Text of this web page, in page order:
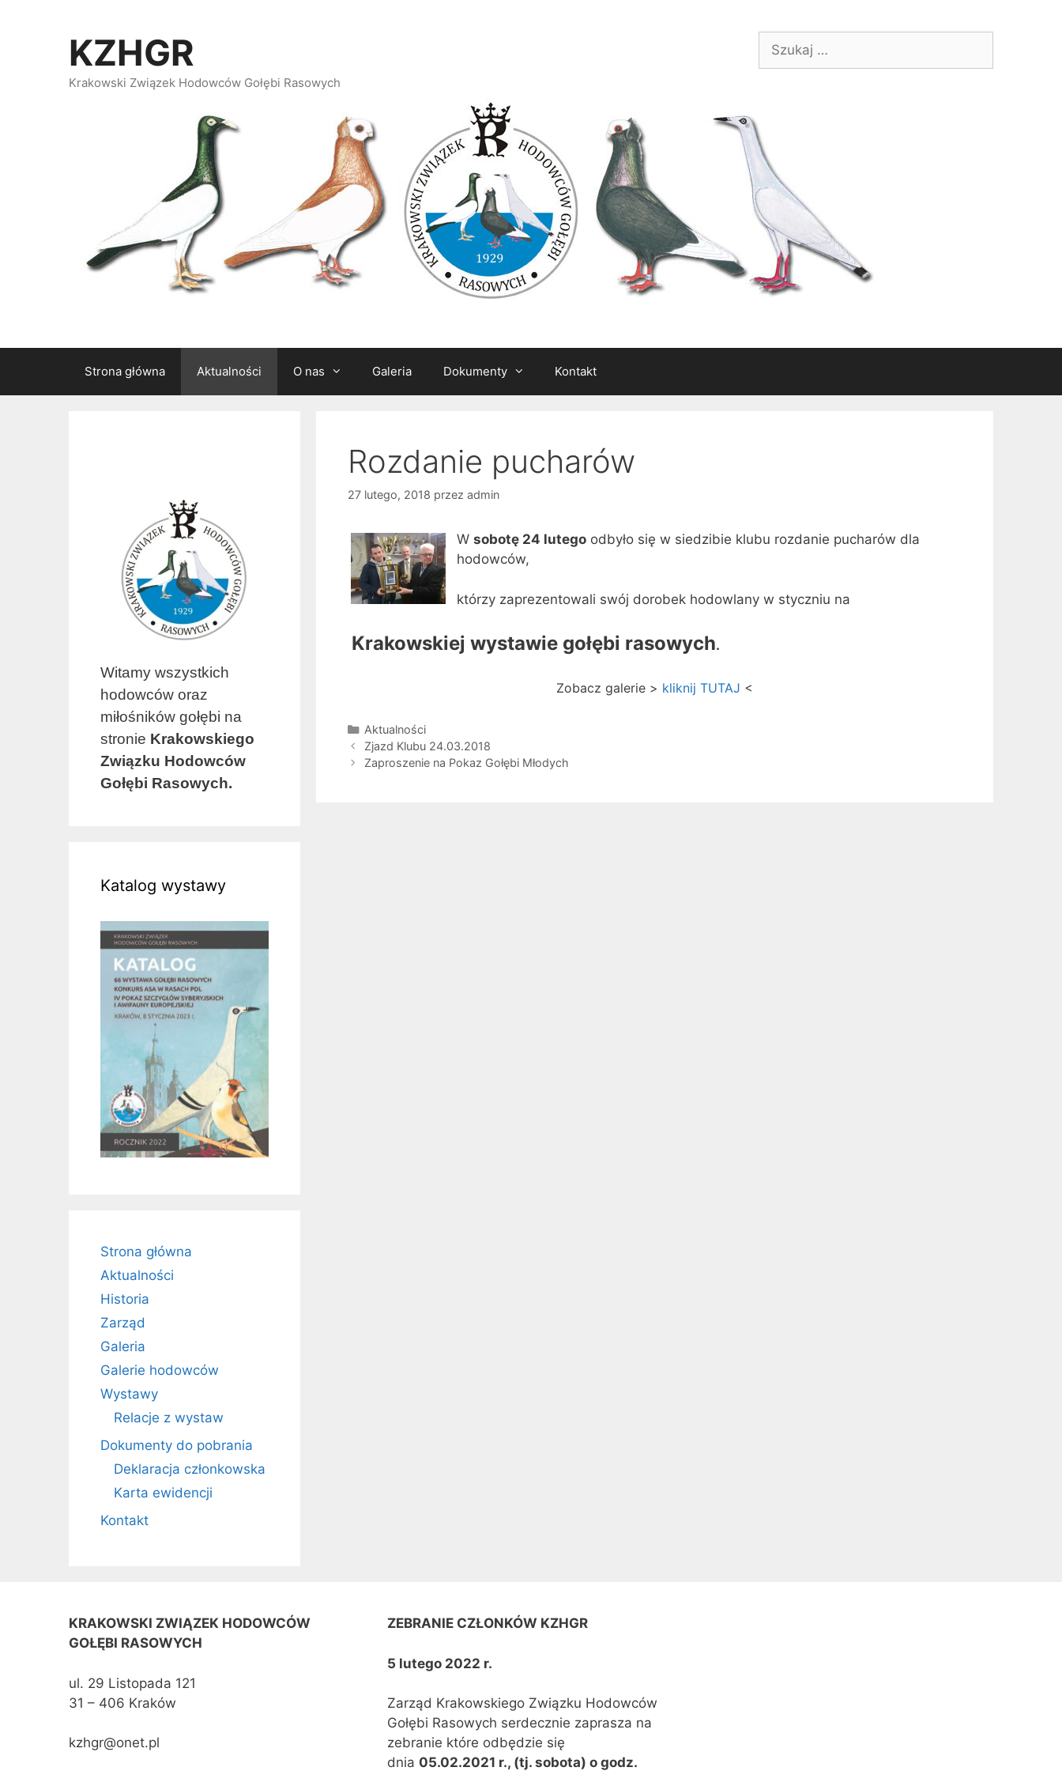
Szukaj:
KZHGR
Krakowski Związek Hodowców Gołębi Rasowych
Strona główna Aktualności O nas Galeria Dokumenty Kontakt
Rozdanie pucharów
27 lutego, 2018 przez admin
W sobotę 24 lutegoodbyło się w siedzibie klubu rozdanie pucharów dla
hodowców,
którzy zaprezentowali swój dorobek hodowlany w styczniu na
Krakowskiej wystawie gołębi rasowych.
Zobacz galerie > kliknij TUTAJ <
Kategorie
Aktualności
Zobacz
wpisy
Zjazd Klubu 24.03.2018
Zaproszenie na Pokaz Gołębi Młodych
Witamy wszystkich
hodowców oraz
miłośników gołębi na
stronie Krakowskiego
Związku Hodowców
Gołębi Rasowych.
Katalog wystawy
Strona główna
Aktualności
Historia
Zarząd
Galeria
Galerie hodowców
Wystawy
Relacje z wystaw
Dokumenty do pobrania
Deklaracja członkowska
Karta ewidencji
Kontakt
KRAKOWSKI ZWIĄZEK HODOWCÓW
GOŁĘBI RASOWYCH
ul. 29 Listopada 121
31 – 406 Kraków
kzhgr@onet.pl
ZEBRANIE CZŁONKÓW KZHGR
5 lutego 2022 r.
Zarząd Krakowskiego Związku Hodowców
Gołębi Rasowych serdecznie zaprasza na
zebranie które odbędzie się
dnia 05.02.2021 r., (tj. sobota) o godz.